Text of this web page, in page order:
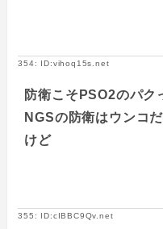
354: ID:vihoq15s.net
防衛こそPSO2のパク
NGSの防衛はウンコ
けど
355: ID:cIBBC9Qv.net